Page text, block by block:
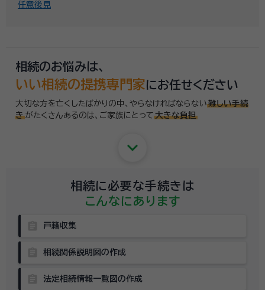
任意後見
相続のお悩みは、
いい相続の提携専門家にお任せください
大切な方を亡くしたばかりの中、やらなければならない 難しい手続
き がたくさんあるのは、 ご家族にとって 大きな負担
keyboard_arrow_down
相続に必要な手続きは
こんなにあります
戸籍収集
相続関係説明図の作成
法定相続情報一覧図の作成